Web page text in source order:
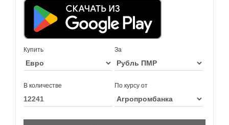
Купить За
В количестве По курсу от